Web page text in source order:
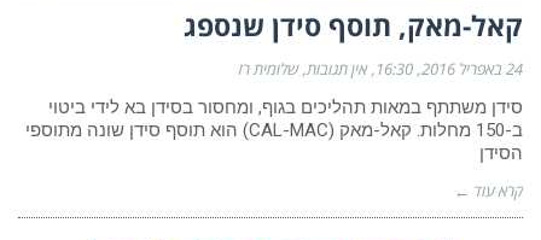
קאל-מאק, תוסף סידן שנספג
24 באפריל 2016 16:30 אין תגובות שלומית רז
סידן משתתף במאות תהליכים בגוף, ומחסור בסידן בא לידי ביטוי
ב-150 מחלות. קאל-מאק (CAL-MAC) הוא תוסף סידן שונה מתוספי
הסידן
קרא עוד ←